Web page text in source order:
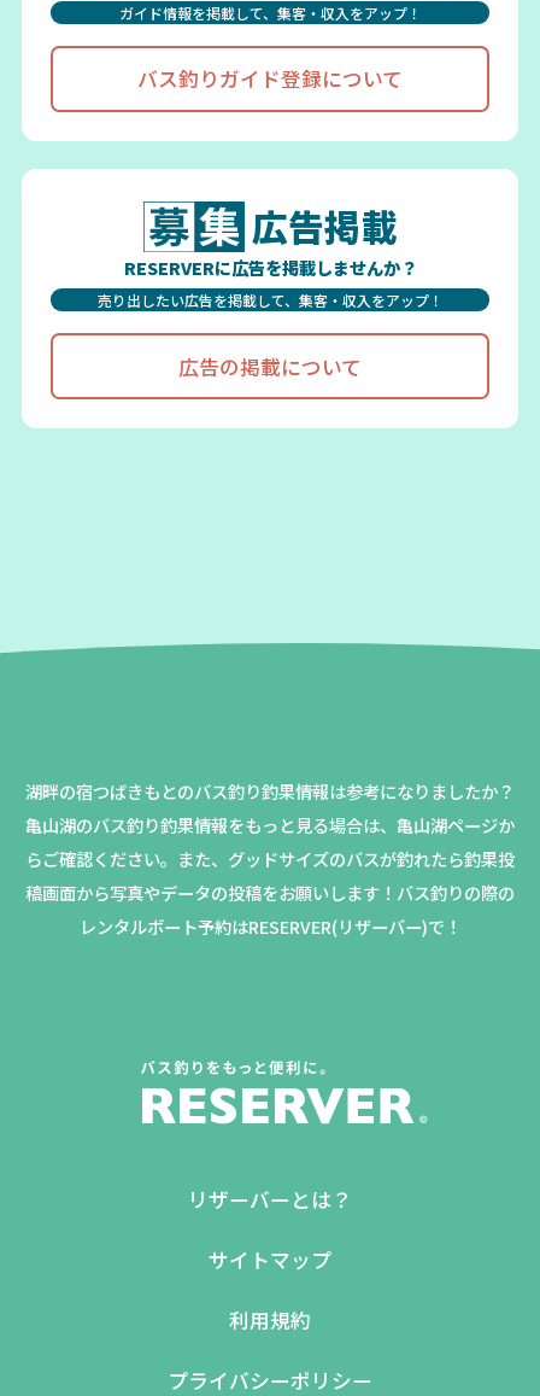
ガイド情報を掲載して、集客・収入をアップ！
バス釣りガイド登録について
広告掲載
RESERVERに広告を掲載しませんか？
売り出したい広告を掲載して、集客・収入をアップ！
広告の掲載について
湖畔の宿つばきもとのバス釣り釣果情報は参考になりましたか？
亀山湖のバス釣り釣果情報をもっと見る場合は、亀山湖ページか
らご確認ください。 また、グッドサイズのバスが釣れたら釣果投
稿画面から写真やデータの投稿をお願いします！バス釣りの際の
レンタルボート予約はRESERVER(リザーバー)で！
リザーバーとは？
サイトマップ
利用規約
プライバシーポリシー